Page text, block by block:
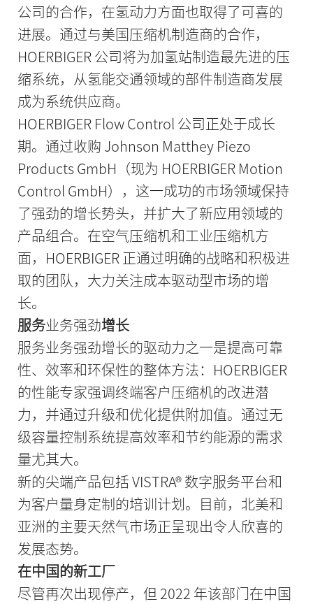
公司的合作，在氢动力方面也取得了可喜的
进展。通过与美国压缩机制造商的合作，
HOERBIGER 公司将为加氢站制造最先进的压
缩系统，从氢能交通领域的部件制造商发展
成为系统供应商。
HOERBIGER Flow Control 公司正处于成长
期。通过收购 Johnson Matthey Piezo
Products GmbH（现为 HOERBIGER Motion
Control GmbH），这一成功的市场领域保持
了强劲的增长势头，并扩大了新应用领域的
产品组合。在空气压缩机和工业压缩机方
面，HOERBIGER 正通过明确的战略和积极进
取的团队，大力关注成本驱动型市场的增
长。
服务业务强劲增长
服务业务强劲增长的驱动力之一是提高可靠
性、效率和环保性的整体方法：HOERBIGER
的性能专家强调终端客户压缩机的改进潜
力，并通过升级和优化提供附加值。通过无
级容量控制系统提高效率和节约能源的需求
量尤其大。
新的尖端产品包括 VISTRA® 数字服务平台和
为客户量身定制的培训计划。目前，北美和
亚洲的主要天然气市场正呈现出令人欣喜的
发展态势。
在中国的新工厂
尽管再次出现停产，但 2022 年该部门在中国